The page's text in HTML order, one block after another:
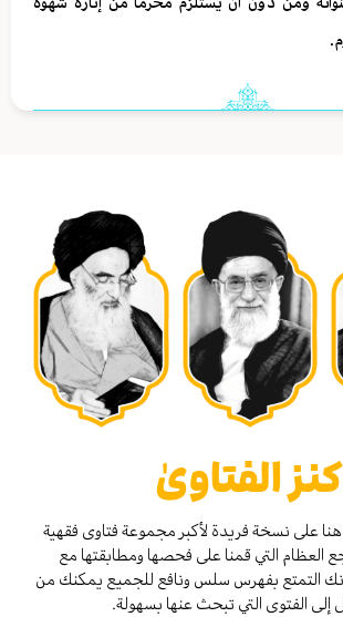
كنز الفتاوىٰ
على نسخة فريدة لأكبر مجموعة فتاوى فقهية
العظام التي قمنا على فحصها ومطابقتها مع
التمتع بفهرس سلس ونافع للجميع يمكنك من
إلى الفتوى التي تبحث عنها بسهولة.